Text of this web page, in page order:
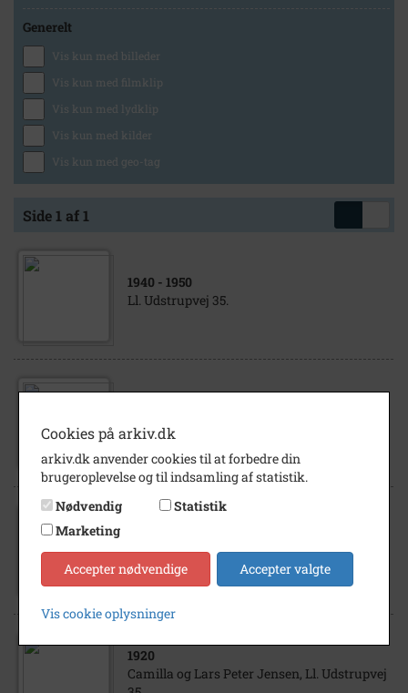
Generelt
Vis kun med billeder
Vis kun med filmklip
Vis kun med lydklip
Vis kun med kilder
Vis kun med geo-tag
Side 1 af 1
1940 - 1950
Ll. Udstrupvej 35.
luften
35.
1920
Camilla og Lars Peter Jensen, Ll. Udstrupvej
Cookies på arkiv.dk
arkiv.dk anvender cookies til at forbedre din
brugeroplevelse og til indsamling af statistik.
Nødvendig
Statistik
Marketing
Accepter nødvendige Accepter valgte
Vis cookie oplysninger